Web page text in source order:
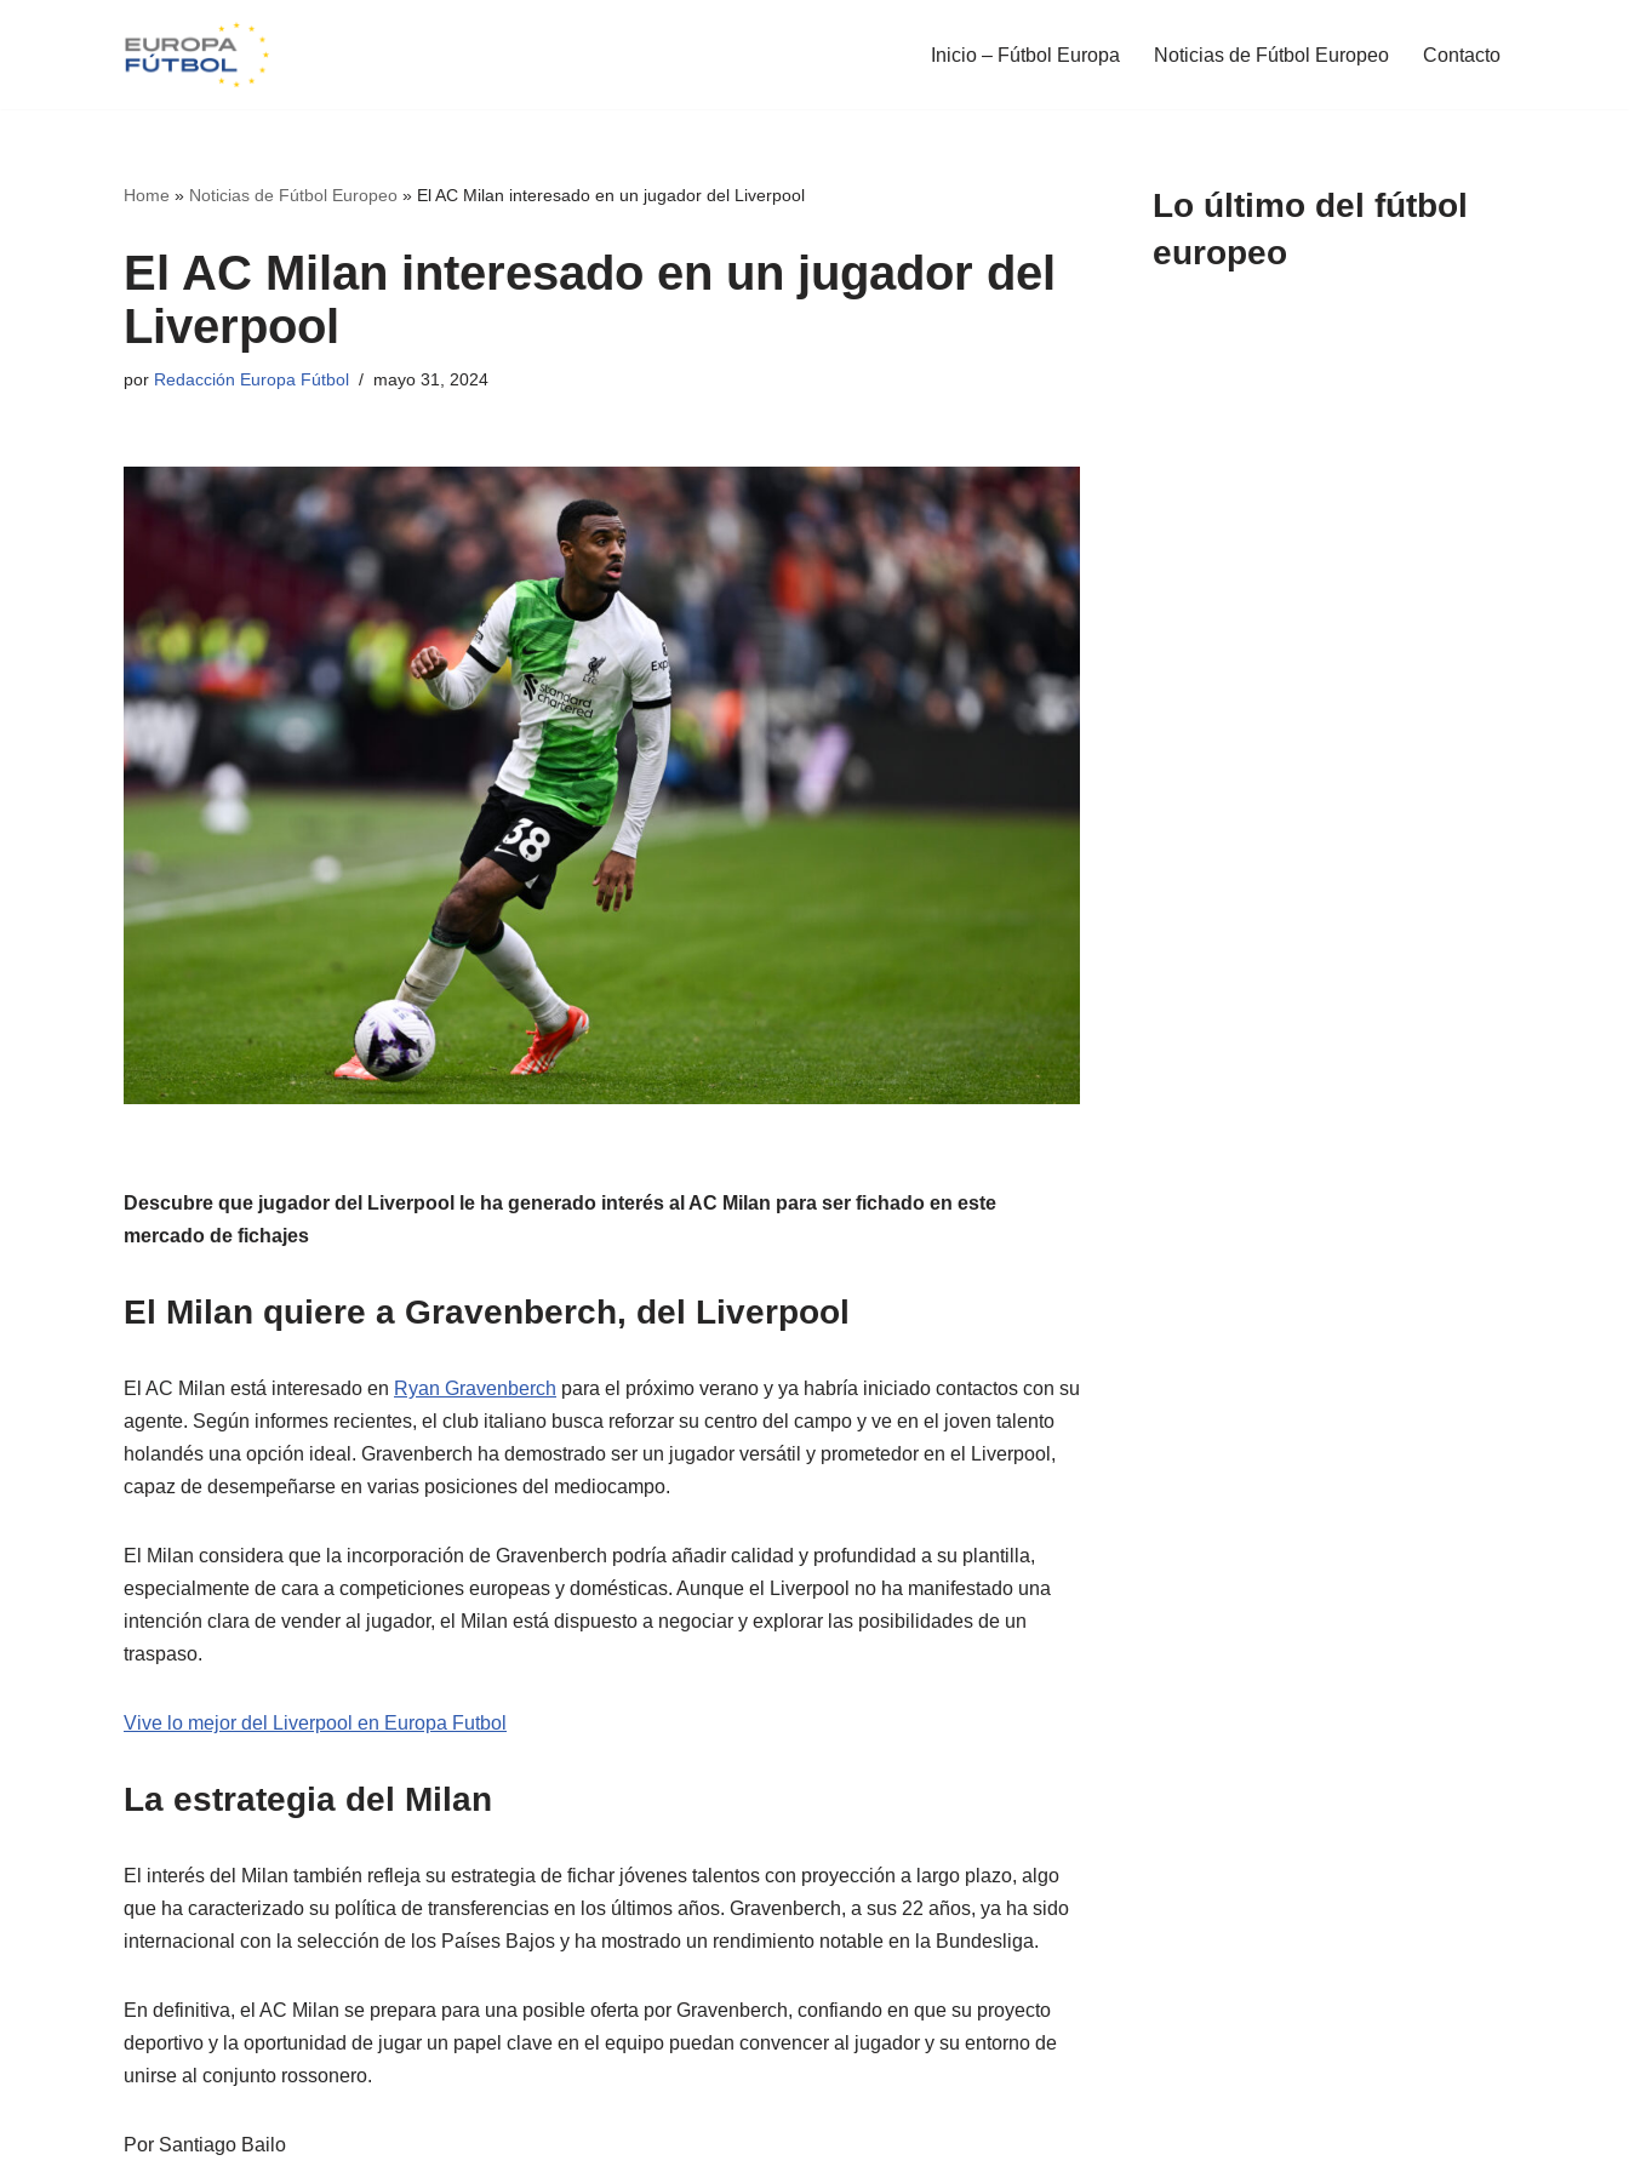
Inicio – Fútbol Europa Noticias de Fútbol Europeo Contacto
Home » Noticias de Fútbol Europeo » El AC Milan interesado en un jugador del Liverpool
El AC Milan interesado en un jugador del
Liverpool
por Redacción Europa Fútbol mayo 31, 2024
Descubre que jugador del Liverpool le ha generado interés al AC Milan para ser fichado en este
mercado de fichajes
El Milan quiere a Gravenberch, del Liverpool
El AC Milan está interesado en Ryan Gravenberch para el próximo verano y ya habría iniciado contactos con su
agente. Según informes recientes, el club italiano busca reforzar su centro del campo y ve en el joven talento
holandés una opción ideal. Gravenberch ha demostrado ser un jugador versátil y prometedor en el Liverpool,
capaz de desempeñarse en varias posiciones del mediocampo.
El Milan considera que la incorporación de Gravenberch podría añadir calidad y profundidad a su plantilla,
especialmente de cara a competiciones europeas y domésticas. Aunque el Liverpool no ha manifestado una
intención clara de vender al jugador, el Milan está dispuesto a negociar y explorar las posibilidades de un
traspaso.
Vive lo mejor del Liverpool en Europa Futbol
La estrategia del Milan
El interés del Milan también refleja su estrategia de fichar jóvenes talentos con proyección a largo plazo, algo
que ha caracterizado su política de transferencias en los últimos años. Gravenberch, a sus 22 años, ya ha sido
internacional con la selección de los Países Bajos y ha mostrado un rendimiento notable en la Bundesliga.
En definitiva, el AC Milan se prepara para una posible oferta por Gravenberch, confiando en que su proyecto
deportivo y la oportunidad de jugar un papel clave en el equipo puedan convencer al jugador y su entorno de
unirse al conjunto rossonero.
Por Santiago Bailo
Lo último del fútbol
europeo